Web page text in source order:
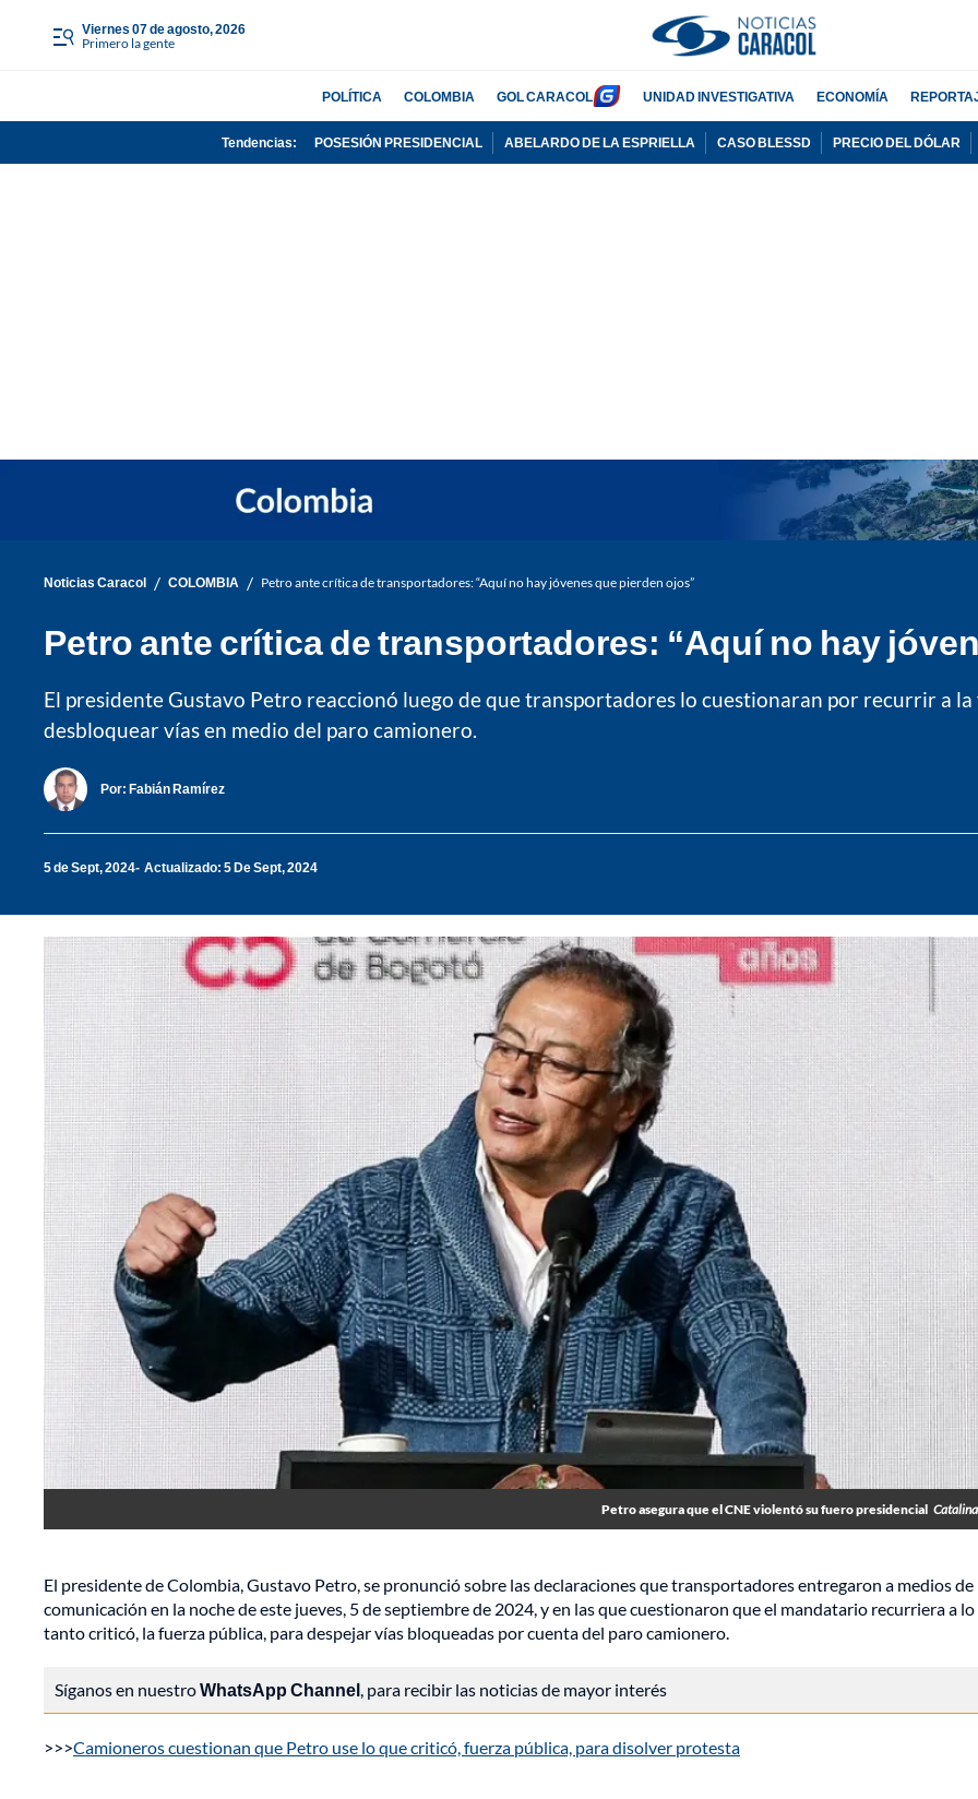
viernes 07 de agosto, 2026
Primero la gente
POLÍTICA COLOMBIA GOL CARACOL UNIDAD INVESTIGATIVA ECONOMÍA
Tendencias: POSESIÓN PRESIDENCIAL ABELARDO DE LA ESPRIELLA CASO BLESSD PRECIO DEL DÓLAR
Noticias Caracol / COLOMBIA / Petro ante crítica de transportadores: “Aquí no hay jóvenes que pierden ojos”
Petro ante crítica de transportadores: “Aquí no hay
El presidente Gustavo Petro reaccionó luego de que transportadores lo cuestionaran por recurrir a
desbloquear vías en medio del paro camionero.
Por: Fabián Ramírez
5 de Sept, 2024 Actualizado: 5 De Sept, 2024
Petro asegura que el CNE violentó su fuero presidencial
El presidente de Colombia, Gustavo Petro, se pronunció sobre las declaraciones que transportadores entregaron a medios de
comunicación en la noche de este jueves, 5 de septiembre de 2024, y en las que cuestionaron que el mandatario recurriera a
tanto criticó, la fuerza pública, para despejar vías bloqueadas por cuenta del paro camionero.
Síganos en nuestroWhatsApp Channel, para recibir las noticias de mayor interés
>>>Camioneros cuestionan que Petro use lo que criticó, fuerza pública, para disolver protesta